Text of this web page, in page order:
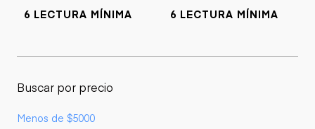
6 LECTURA MÍNIMA 6 LECTURA MÍNIMA
Buscar por precio
Menos de $5000